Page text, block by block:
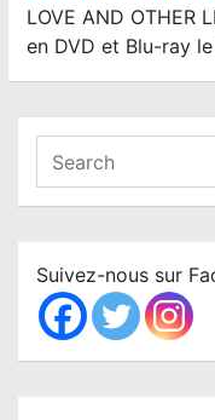
LOVE AND OTHER
en DVD et Blu-ray
a
c
h
Suivez-nous sur